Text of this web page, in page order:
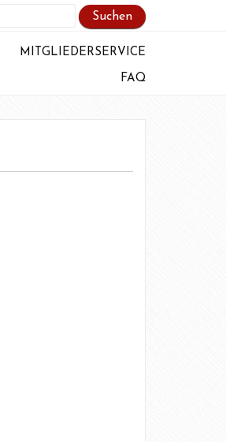
MITGLIEDERSERVICE
FAQ